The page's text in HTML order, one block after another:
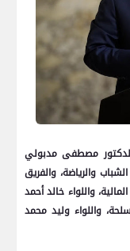
مصطفى مدبولي
والرياضة، والفريق
واللواء خالد أحمد
واللواء وليد محمد